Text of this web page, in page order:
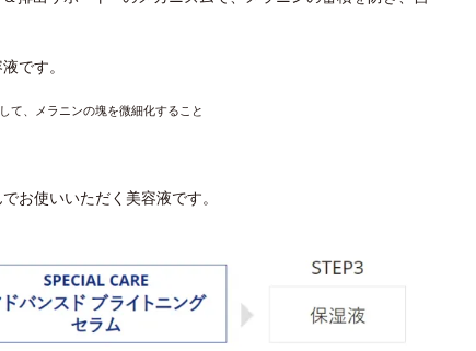
です。
て、メラニンの塊を微細化すること
お使いいただく美容液です。